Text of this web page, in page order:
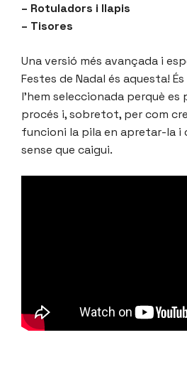
– Rotuladors i llapis
– Tisores
Una versió més avançada i
Festes de Nadal és aquesta!
l’hem seleccionada perquè
procés i, sobretot, per com
funcioni la pila en apretar-la i
sense que caigui.